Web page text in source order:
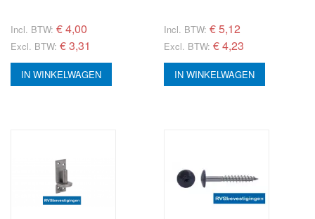
Incl. BTW: €4,00
Excl. BTW: € 3,31
IN WINKELWAGEN
Incl. BTW: €5,12
Excl. BTW: € 4,23
IN WINKELWAGEN